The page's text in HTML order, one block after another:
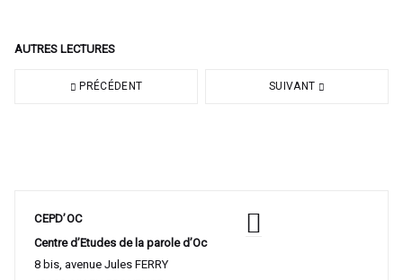
AUTRES LECTURES
PRÉCÉDENT SUIVANT
CEPD’OC
Centre d’Etudes de la parole d’Oc
8 bis, avenue Jules FERRY